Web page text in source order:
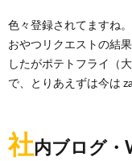
色々登録されてますね。
おやつリクエストの結
したがポテトフライ（
で、とりあえずは今は
社内ブログ・